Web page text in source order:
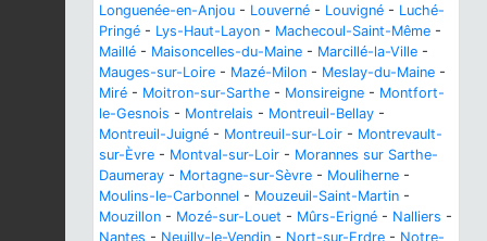
Longuenée-en-Anjou - Louverné - Louvigné - Luché-
Pringé - Lys-Haut-Layon - Machecoul-Saint-Même -
Maillé - Maisoncelles-du-Maine - Marcillé-la-Ville -
Mauges-sur-Loire - Mazé-Milon - Meslay-du-Maine -
Miré - Moitron-sur-Sarthe - Monsireigne - Montfort-
le-Gesnois - Montrelais - Montreuil-Bellay -
Montreuil-Juigné - Montreuil-sur-Loir - Montrevault-
sur-Èvre - Montval-sur-Loir - Morannes sur Sarthe-
Daumeray - Mortagne-sur-Sèvre - Mouliherne -
Moulins-le-Carbonnel - Mouzeuil-Saint-Martin -
Mouzillon - Mozé-sur-Louet - Mûrs-Erigné - Nalliers -
Nantes - Neuilly-le-Vendin - Nort-sur-Erdre - Notre-